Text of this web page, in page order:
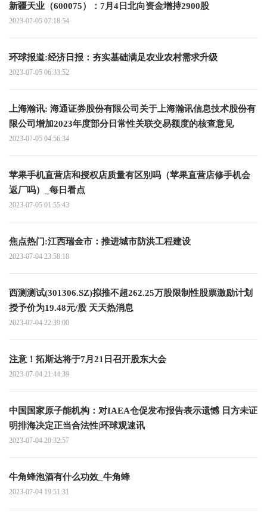
新疆天业（600075）：7月4日北向资金增持2900股
2023-07-05 07:18:54
环球报道:经济日报：夯实基础满足农业农村需求升级
2023-07-05 06:33:52
上海瀚讯: 海通证券股份有限公司关于上海瀚讯信息技术股份有
限公司增加2023年度部分日常性关联交易额度的核查意见
2023-07-05 04:56:34
苹果手机直营店和授权店质量有区别吗（苹果直营店修手机会
返厂吗）_每日看点
2023-07-05 01:55:43
焦点热门:江西瑞金市：推进城市防洪工程建设
2023-07-04 23:58:18
西测测试(301306.SZ)拟推不超262.25万股限制性股票激励计划
授予价为19.48元/股 天天热消息
2023-07-04 22:39:00
注意！拓斯达将于7月21日召开股东大会
2023-07-04 21:44:39
中国国家原子能机构：对IAEA仓促发布报告表示遗憾 日方未证
明排海决定正当合法性|环球观速讯
2023-07-04 20:32:57
牛角蜂泡酒有什么功效_牛角蜂
2023-07-04 19:51:31